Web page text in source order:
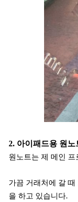
2. 아이패드용 원
원노트는 제 메인
가끔 거래처에 갈 때
을 하고 있습니다.